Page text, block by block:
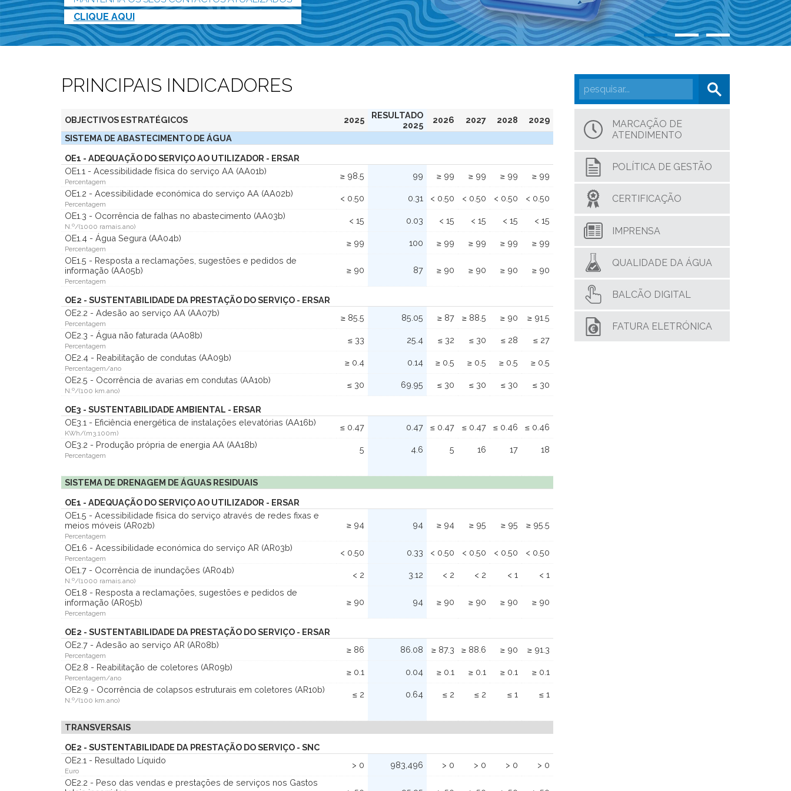
CLIQUE AQUI
PRINCIPAIS INDICADORES
OBJECTIVOS ESTRATÉGICOS 2025
RESULTADO
2025
2026 2027 2028
2029
SISTEMA DE ABASTECIMENTO DE ÁGUA
OE1 - ADEQUAÇÃO DO SERVIÇO AO UTILIZADOR - ERSAR
OE1.1 - Acessibilidade física do serviço AA (AA01b)
Percentagem
≥ 98.5 99 ≥ 99 ≥ 99 ≥ 99
≥ 99
OE1.2 - Acessibilidade económica do serviço AA (AA02b)
Percentagem
< 0.50 0.31 < 0.50 < 0.50 < 0.50
< 0.50
OE1.3 - Ocorrência de falhas no abastecimento (AA03b)
N.º/(1000 ramais.ano)
< 15 0.03 < 15 < 15 < 15
< 15
OE1.4 - Água Segura (AA04b)
Percentagem
≥ 99 100 ≥ 99 ≥ 99 ≥ 99
≥ 99
OE1.5 - Resposta a reclamações, sugestões e pedidos de
informação (AA05b)
Percentagem
≥ 90 87 ≥ 90 ≥ 90 ≥ 90 ≥ 90
OE2 - SUSTENTABILIDADE DA PRESTAÇÃO DO SERVIÇO - ERSAR
OE2.2 - Adesão ao serviço AA (AA07b)
Percentagem
≥ 85.5 85.05 ≥ 87 ≥ 88.5 ≥ 90
≥ 91.5
OE2.3 - Água não faturada (AA08b)
Percentagem
≤ 33 25.4 ≤ 32 ≤ 30 ≤ 28
≤ 27
OE2.4 - Reabilitação de condutas (AA09b)
Percentagem/ano
≥ 0.4 0.14 ≥ 0.5 ≥ 0.5 ≥ 0.5
≥ 0.5
OE2.5 - Ocorrência de avarias em condutas (AA10b)
N.º/(100 km.ano)
≤ 30 69.95 ≤ 30 ≤ 30 ≤ 30 ≤ 30
OE3 - SUSTENTABILIDADE AMBIENTAL - ERSAR
OE3.1 - Eficiência energética de instalações elevatórias (AA16b)
KWh/(m3.100m)
≤ 0.47 0.47 ≤ 0.47 ≤ 0.47 ≤ 0.46
≤ 0.46
OE3.2 - Produção própria de energia AA (AA18b)
Percentagem
5 4.6 5 16 17 18
SISTEMA DE DRENAGEM DE ÁGUAS RESIDUAIS
OE1 - ADEQUAÇÃO DO SERVIÇO AO UTILIZADOR - ERSAR
OE1.5 - Acessibilidade física do serviço através de redes fixas e
meios móveis (AR02b)
Percentagem
≥ 94 94 ≥ 94 ≥ 95 ≥ 95 ≥ 95.5
OE1.6 - Acessibilidade económica do serviço AR (AR03b)
Percentagem
< 0.50 0.33 < 0.50 < 0.50 < 0.50
< 0.50
OE1.7 - Ocorrência de inundações (AR04b)
N.º/(1000 ramais.ano)
< 2 3.12 < 2 < 2 < 1
< 1
OE1.8 - Resposta a reclamações, sugestões e pedidos de
informação (AR05b)
Percentagem
≥ 90 94 ≥ 90 ≥ 90 ≥ 90 ≥ 90
OE2 - SUSTENTABILIDADE DA PRESTAÇÃO DO SERVIÇO - ERSAR
OE2.7 - Adesão ao serviço AR (AR08b)
Percentagem
≥ 86 86.08 ≥ 87.3 ≥ 88.6 ≥ 90
≥ 91.3
OE2.8 - Reabilitação de coletores (AR09b)
Percentagem/ano
≥ 0.1 0.04 ≥ 0.1 ≥ 0.1 ≥ 0.1
≥ 0.1
OE2.9 - Ocorrência de colapsos estruturais em coletores (AR10b)
N.º/(100 km.ano)
≤ 2 0.64 ≤ 2 ≤ 2 ≤ 1 ≤ 1
TRANSVERSAIS
OE2 - SUSTENTABILIDADE DA PRESTAÇÃO DO SERVIÇO - SNC
OE2.1 - Resultado Líquido
Euro
> 0 983,496 > 0 > 0 > 0
> 0
OE2.2 - Peso das vendas e prestações de serviços nos Gastos
MARCAÇÃO DE
ATENDIMENTO
POLÍTICA DE GESTÃO
CERTIFICAÇÃO
IMPRENSA
QUALIDADE DA ÁGUA
BALCÃO DIGITAL
FATURA ELETRÓNICA